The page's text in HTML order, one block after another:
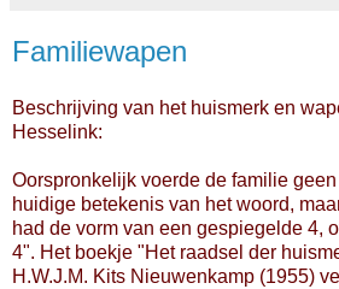
Familiewapen
Beschrijving van het huismerk en
Hesselink:
Oorspronkelijk voerde de familie
huidige betekenis van het woord,
had de vorm van een gespiegelde 4,
4". Het boekje "Het raadsel der
H.W.J.M. Kits Nieuwenkamp (1955)